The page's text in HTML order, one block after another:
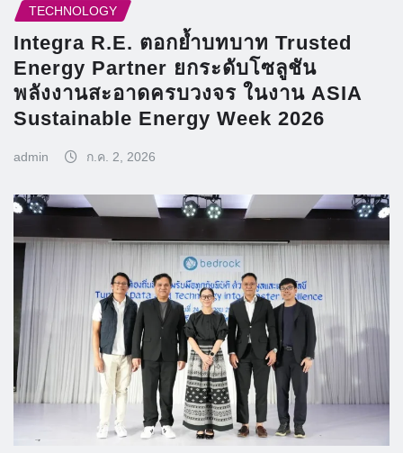
TECHNOLOGY
Integra R.E. ตอกย้ำบทบาท Trusted
Energy Partner ยกระดับโซลูชัน
พลังงานสะอาดครบวงจร ในงาน ASIA
Sustainable Energy Week 2026
admin ก.ค. 2, 2026